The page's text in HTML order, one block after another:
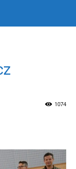
1074